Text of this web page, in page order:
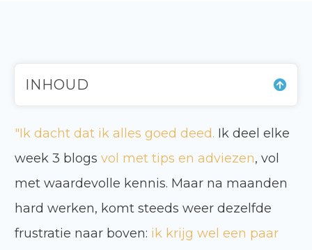
INHOUD
"Ik dacht dat ik alles goed deed. Ik deel elke
week 3 blogs vol met tips en adviezen, vol
met waardevolle kennis. Maar na maanden
hard werken, komt steeds weer dezelfde
frustratie naar boven: ik krijg wel een paar